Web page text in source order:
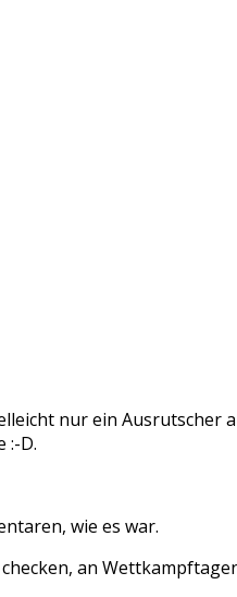
nur ein Ausrutscher
:-D.
wie es war.
an